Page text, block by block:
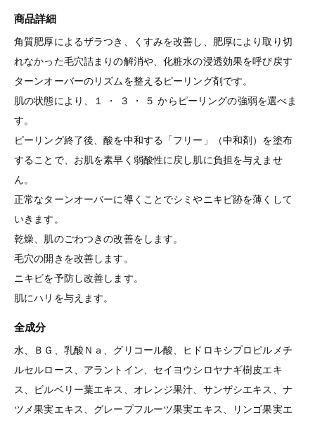
商品詳細
角質肥厚によるザラつき、くすみを改善し、肥厚により取り切
れなかった毛穴詰まりの解消や、化粧水の浸透効果を呼び戻す
ターンオーバーのリズムを整えるピーリング剤です。
肌の状態により、１ ・ ３ ・ ５ からピーリングの強弱を選べま
す。
ピーリング終了後、酸を中和する「フリー」（中和剤）を塗布
することで、お肌を素早く弱酸性に戻し肌に負担を与えませ
ん。
正常なターンオーバーに導くことでシミやニキビ跡を薄くして
いきます。
乾燥、肌のごわつきの改善をします。
毛穴の開きを改善します。
ニキビを予防し改善します。
肌にハリを与えます。
全成分
水、ＢＧ、乳酸Ｎａ、グリコール酸、ヒドロキシプロピルメチ
ルセルロース、アラントイン、セイヨウシロヤナギ樹皮エキ
ス、ビルベリー葉エキス、オレンジ果汁、サンザシエキス、ナ
ツメ果実エキス、グレープフルーツ果実エキス、リンゴ果実エ